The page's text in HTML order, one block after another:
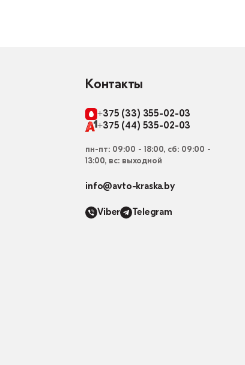
Контакты
+375 (33) 355-02-03
+375 (44) 535-02-03
пн-пт: 09:00 - 18:00, сб: 09:00 -
13:00, вс: выходной
info@avto-kraska.by
Viber Telegram